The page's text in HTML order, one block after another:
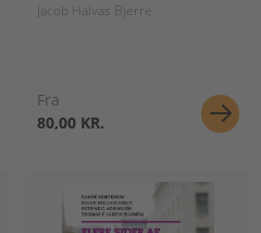
Jacob Halvas Bjerre
Fra
80,00 KR.